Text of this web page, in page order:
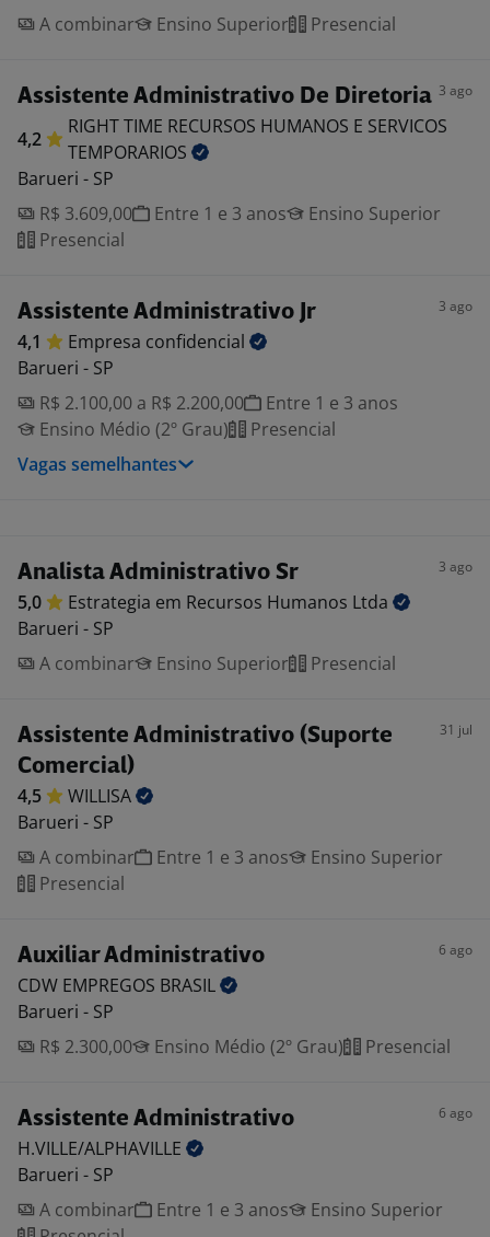
A combinar
Ensino Superior Presencial
Assistente Administrativo De Diretoria 3 ago
4,2
RIGHT TIME RECURSOS HUMANOS E SERVICOS
TEMPORARIOS
Barueri - SP
R$ 3.609,00
Entre 1 e 3 anos
Ensino Superior
Presencial
Assistente Administrativo Jr 3 ago
4,1 Empresa confidencial
Barueri - SP
R$ 2.100,00 a R$ 2.200,00
Entre 1 e 3 anos
Ensino Médio (2º Grau)
Presencial
Vagas semelhantes
Analista Administrativo Sr 3 ago
5,0 Estrategia em Recursos Humanos Ltda
Barueri - SP
A combinar
Ensino Superior Presencial
Assistente Administrativo (Suporte
Comercial)
31 jul
4,5
WILLISA
Barueri - SP
A combinar
Entre 1 e 3 anos
Ensino Superior
Presencial
Auxiliar Administrativo 6 ago
CDW EMPREGOS BRASIL
Barueri - SP
R$ 2.300,00
Ensino Médio (2º Grau) Presencial
Assistente Administrativo 6 ago
H.VILLE/ALPHAVILLE
Barueri - SP
A combinar
Entre 1 e 3 anos
Ensino Superior